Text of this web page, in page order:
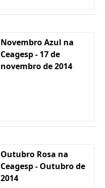
Novembro Azul na
Ceagesp - 17 de
novembro de 2014
Outubro Rosa na
Ceagesp - Outubro de
2014